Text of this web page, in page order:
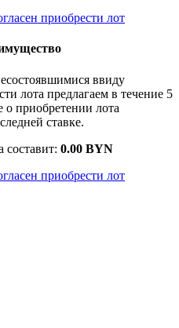
приобрести лот
ввиду
лота предлагаем в течение 5
приобретении лота
ставке.
составит: 0.00 BYN
приобрести лот